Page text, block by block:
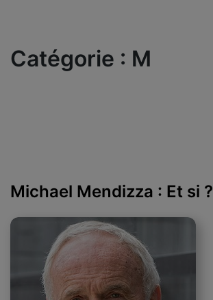
Catégorie : M
Michael Mendizza : Et si ?